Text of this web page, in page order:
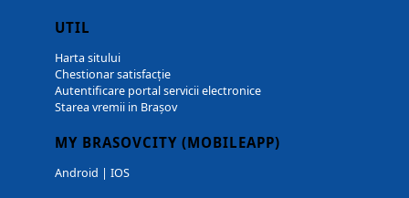
UTIL
Harta sitului
Chestionar satisfacție
Autentificare portal servicii electronice
Starea vremii in Brașov
MY BRASOVCITY (MOBILEAPP)
Android | IOS